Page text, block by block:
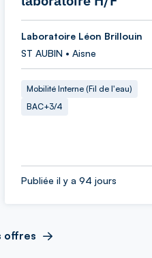
Laboratoire Léon Brillouin
ST AUBIN • Aisne
Mobilité Interne (Fil de l'eau)
BAC+3/4
Publiée il y a 94 jours
offres